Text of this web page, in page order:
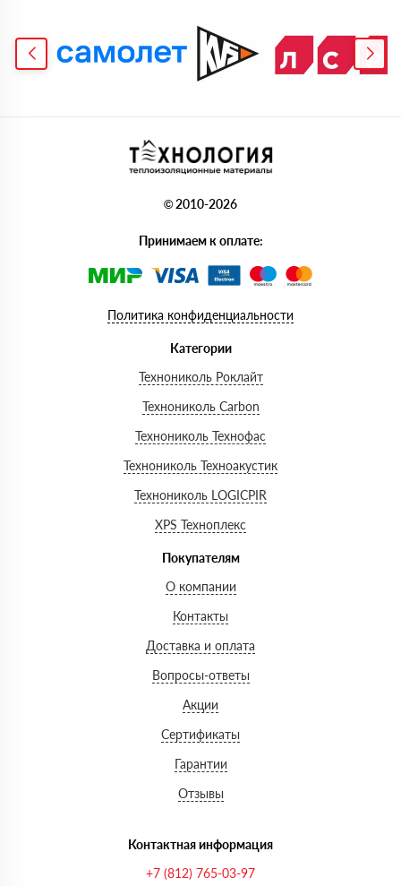
© 2010-2026
Принимаем к оплате:
Политика конфиденциальности
Категории
Технониколь Роклайт
Технониколь Carbon
Технониколь Технофас
Технониколь Техноакустик
Технониколь LOGICPIR
XPS Техноплекс
Покупателям
О компании
Контакты
Доставка и оплата
Вопросы-ответы
Акции
Сертификаты
Гарантии
Отзывы
Контактная информация
+7 (812) 765-03-97